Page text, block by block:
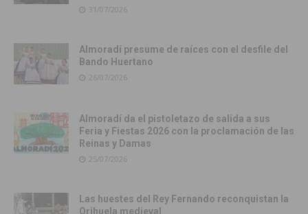
31/07/2026
Almoradí presume de raíces con el desfile del
Bando Huertano
26/07/2026
Almoradí da el pistoletazo de salida a sus
Feria y Fiestas 2026 con la proclamación de las
Reinas y Damas
25/07/2026
Las huestes del Rey Fernando reconquistan la
Orihuela medieval